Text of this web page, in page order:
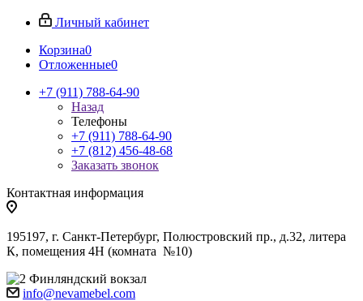
Личный кабинет
Корзина0
Отложенные0
+7 (911) 788-64-90
Назад
Телефоны
+7 (911) 788-64-90
+7 (812) 456-48-68
Заказать звонок
Контактная информация
195197, г. Санкт-Петербург, Полюстровский пр., д.32, литера
К, помещения 4Н (комната №10)
Финляндский вокзал
info@nevamebel.com